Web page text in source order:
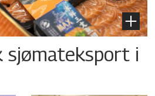
sjømateksport i